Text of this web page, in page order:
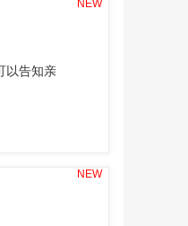
以告知亲
NEW
NEW